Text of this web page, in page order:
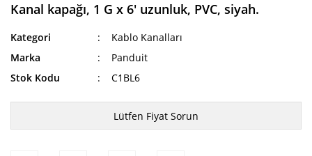
Kanal kapağı, 1 G x 6' uzunluk, PVC, siyah.
Kategori
Kablo Kanalları
Marka
Panduit
Stok Kodu
C1BL6
Lütfen Fiyat Sorun